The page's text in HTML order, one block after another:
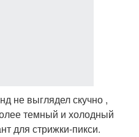
не выглядел скучно ,
темный и холодный
для стрижки-пикси.